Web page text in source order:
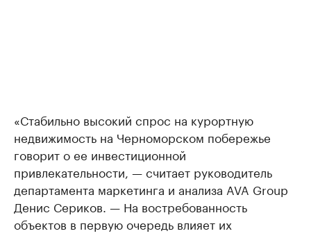
«Стабильно высокий спрос на курортную
недвижимость на Черноморском побережье
говорит о ее инвестиционной
привлекательности, — считает руководитель
департамента маркетинга и анализа AVA Group
Денис Сериков. — На востребованность
объектов в первую очередь влияет их